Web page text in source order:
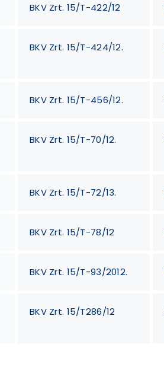
BKV Zrt. 15/T-422/12
BKV Zrt. 15/T-424/12.
BKV Zrt. 15/T-456/12.
BKV Zrt. 15/T-70/12.
BKV Zrt. 15/T-72/13.
BKV Zrt. 15/T-78/12
BKV Zrt. 15/T-93/2012.
BKV Zrt. 15/T286/12